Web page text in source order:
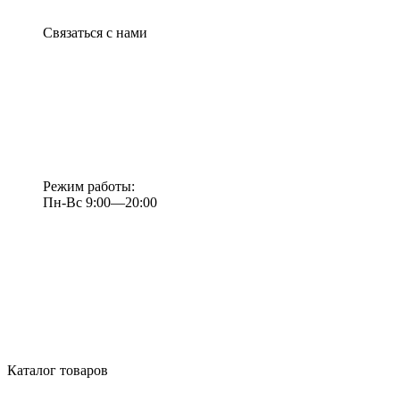
Связаться с нами
Режим работы:
Пн-Вс 9:00—20:00
Каталог товаров